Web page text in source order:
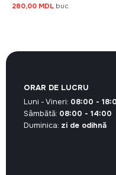
280,00 MDL buc
ORAR DE LUCRU
Luni - Vineri: 08:00 -
Sâmbătă: 08:00 - 14:00
Duminica: zi de odihnă